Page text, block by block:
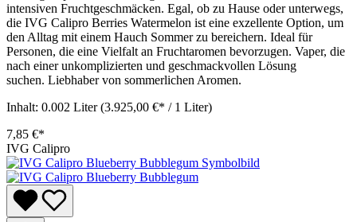
intensiven Fruchtgeschmäcken. Egal, ob zu Hause oder unterwegs,
die IVG Calipro Berries Watermelon ist eine exzellente Option, um
den Alltag mit einem Hauch Sommer zu bereichern. Ideal für
Personen, die eine Vielfalt an Fruchtaromen bevorzugen. Vaper, die
nach einer unkomplizierten und geschmackvollen Lösung
suchen. Liebhaber von sommerlichen Aromen.
Inhalt: 0.002 Liter(3.925,00 €* / 1 Liter)
7,85 €*
IVG Calipro